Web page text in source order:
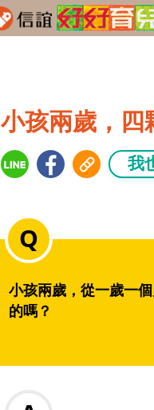
小孩兩歲，四
我
小孩兩歲，從一歲一
的嗎？